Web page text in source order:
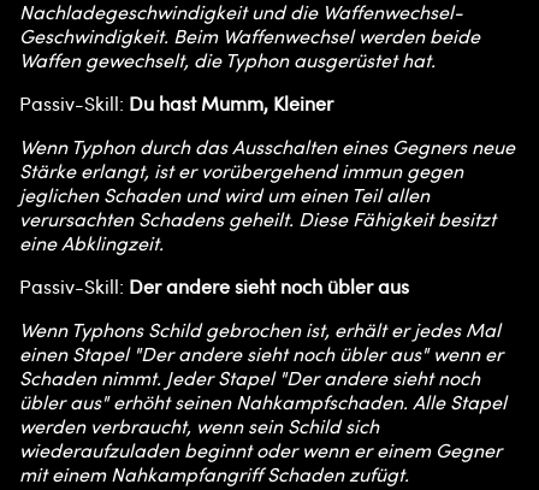
Nachladegeschwindigkeit und die Waffenwechsel-
Geschwindigkeit. Beim Waffenwechsel werden beide
Waffen gewechselt, die Typhon ausgerüstet hat.
Passiv-Skill: Du hast Mumm, Kleiner
Wenn Typhon durch das Ausschalten eines Gegners neue
Stärke erlangt, ist er vorübergehend immun gegen
jeglichen Schaden und wird um einen Teil allen
verursachten Schadens geheilt. Diese Fähigkeit besitzt
eine Abklingzeit.
Passiv-Skill: Der andere sieht noch übler aus
Wenn Typhons Schild gebrochen ist, erhält er jedes Mal
einen Stapel "Der andere sieht noch übler aus" wenn er
Schaden nimmt. Jeder Stapel "Der andere sieht noch
übler aus" erhöht seinen Nahkampfschaden. Alle Stapel
werden verbraucht, wenn sein Schild sich
wiederaufzuladen beginnt oder wenn er einem Gegner
mit einem Nahkampfangriff Schaden zufügt.